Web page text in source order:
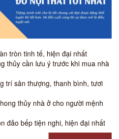
tròn tinh tế, hiện đại nhất
thủy cần lưu ý trước khi mua nhà
trí sân thượng, thanh bình, tươi
thủy nhà ở cho người mệnh
đảo bếp tiện nghi, hiện đại nhất